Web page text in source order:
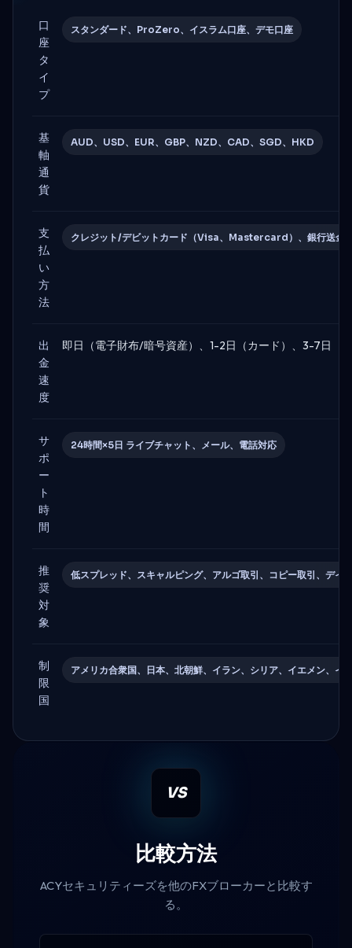
口
座
タ
イ
プ
スタンダード、ProZero、イスラム口座、デモ口座
基
軸
通
貨
AUD、USD、EUR、GBP、NZD、CAD、SGD、HKD
支
払
い
方
法
クレジット/デビットカード（Visa、Mastercard）、銀行送
出
金
速
度
即日（電子財布/暗号資産）、1-2日（カード）、3-7日（
サ
ポ
ー
ト
時
間
24時間×5日 ライブチャット、メール、電話対応
推
奨
対
象
低スプレッド、スキャルピング、アルゴ取引、コピー取引、デ
制
限
国
アメリカ合衆国、日本、北朝鮮、イラン、シリア、イエメン、
VS
比較方法
ACYセキュリティーズを他のFXブローカーと比較す
る。